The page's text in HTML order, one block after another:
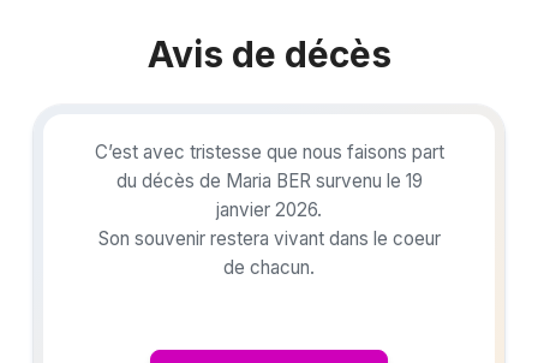
Avis de décès
C’est avec tristesse que nous faisons part
du décès de Maria BER survenu le 19
janvier 2026.
Son souvenir restera vivant dans le coeur
de chacun.